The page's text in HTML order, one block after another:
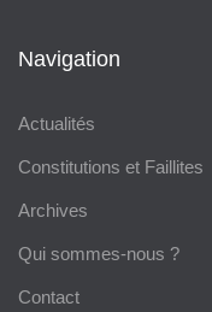
Navigation
Actualités
Constitutions et Faillites
Archives
Qui sommes-nous ?
Contact